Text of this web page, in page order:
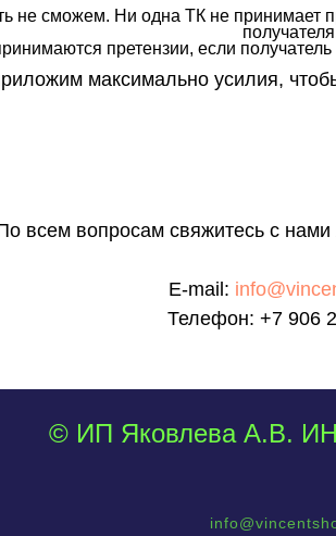
не сможем. Ни одна ТК не принимает
претензии, если
максимально усилия,
всем вопросам свяжитесь с
E-mail:
Телефон: +7 906
© ИП Яковлева А.В.